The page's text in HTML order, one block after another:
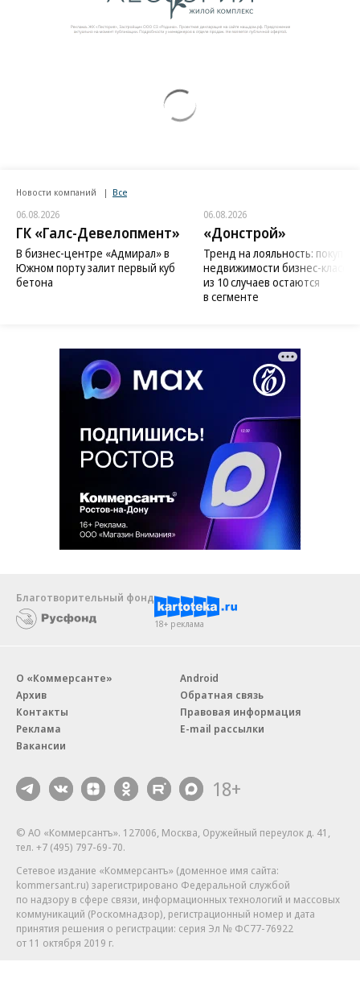
Новости компаний Все
06.08.2026
ГК «Галс-Девелопмент»
В бизнес-центре «Адмирал» в
Южном порту залит первый куб
бетона
06.08.2026
«Донстрой»
Тренд на лояльность:
недвижимости бизнес-класса
из 10 случаев остаются
в сегменте
Благотворительный фонд
18+ реклама
О «Коммерсанте»
Архив
Контакты
Реклама
Вакансии
Android
Обратная связь
Правовая информация
E-mail рассылки
18+
© АО «Коммерсантъ». 127006, Москва, Оружейный переулок д. 41,
тел. +7 (495) 797-69-70.
Сетевое издание «Коммерсантъ» (доменное имя сайта:
kommersant.ru) зарегистрировано Федеральной службой
по надзору в сфере связи, информационных технологий и массовых
коммуникаций (Роскомнадзор), регистрационный номер и дата
принятия решения о регистрации: серия Эл № ФС77-76922
от 11 октября 2019 г.